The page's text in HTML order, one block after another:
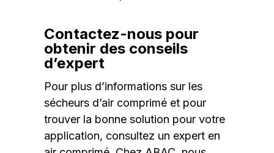
Contactez-nous pour
obtenir des conseils
d’expert
Pour plus d’informations sur les
sécheurs d’air comprimé et pour
trouver la bonne solution pour votre
application, consultez un expert en